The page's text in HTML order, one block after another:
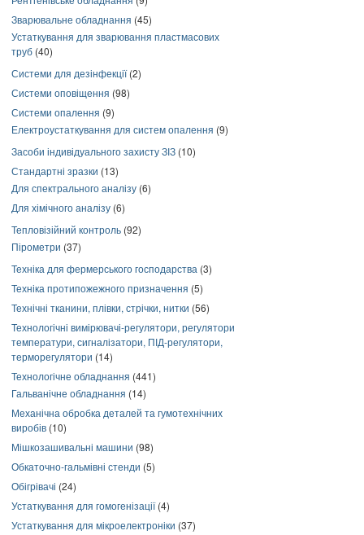
Зварювальне обладнання (45)
Устаткування для зварювання пластмасових
труб (40)
Системи для дезінфекції(2)
Системи оповіщення (98)
Системи опалення (9)
Електроустаткування для систем опалення (9)
Засоби індивідуального захисту ЗІЗ (10)
Стандартні зразки (13)
Для спектрального аналізу (6)
Для хімічного аналізу (6)
Тепловізійний контроль (92)
Пірометри (37)
Техніка для фермерського господарства (3)
Техніка протипожежного призначення (5)
Технічні тканини, плівки, стрічки, нитки (56)
Технологічні вимірювачі-регулятори, регулятори
температури, сигналізатори, ПІД-регулятори,
терморегулятори (14)
Технологічне обладнання (441)
Гальванічне обладнання (14)
Механічна обробка деталей та гумотехнічних
виробів (10)
Мішкозашивальні машини (98)
Обкаточно-гальмівні стенди (5)
Обігрівачі (24)
Устаткування для гомогенізації(4)
Устаткування для мікроелектроніки (37)